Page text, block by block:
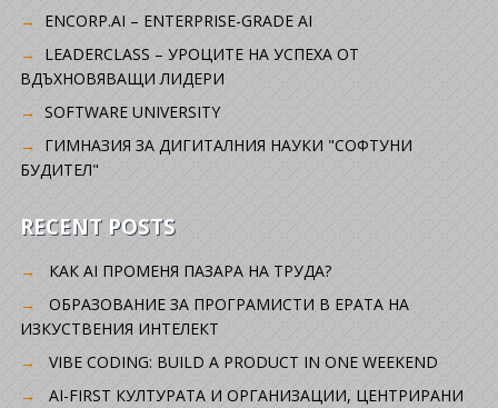
ENCORP.AI – ENTERPRISE-GRADE AI
LEADERCLASS – УРОЦИТЕ НА УСПЕХА ОТ
ВДЪХНОВЯВАЩИ ЛИДЕРИ
SOFTWARE UNIVERSITY
ГИМНАЗИЯ ЗА ДИГИТАЛНИЯ НАУКИ "СОФТУНИ
БУДИТЕЛ"
RECENT POSTS
КАК AI ПРОМЕНЯ ПАЗАРА НА ТРУДА?
ОБРАЗОВАНИЕ ЗА ПРОГРАМИСТИ В ЕРАТА НА
ИЗКУСТВЕНИЯ ИНТЕЛЕКТ
VIBE CODING: BUILD A PRODUCT IN ONE WEEKEND
AI-FIRST КУЛТУРАТА И ОРГАНИЗАЦИИ, ЦЕНТРИРАНИ